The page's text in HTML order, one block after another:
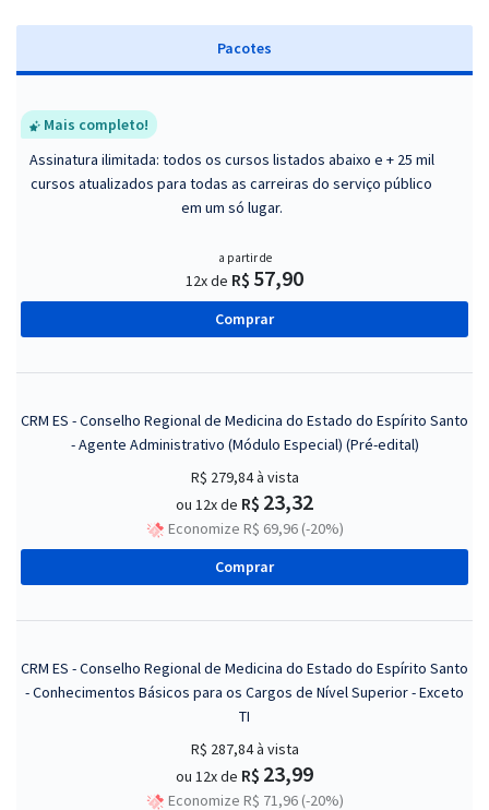
Pacotes
Mais completo!
Assinatura ilimitada: todos os cursos listados abaixo e + 25 mil
cursos atualizados para todas as carreiras do serviço público
em um só lugar.
a partir de
12x de R$ 57,90
Comprar
CRM ES - Conselho Regional de Medicina do Estado do Espírito Santo
- Agente Administrativo (Módulo Especial) (Pré-edital)
R$ 279,84à vista
ou 12x de R$ 23,32
Economize R$ 69,96 (-20%)
Comprar
CRM ES - Conselho Regional de Medicina do Estado do Espírito Santo
- Conhecimentos Básicos para os Cargos de Nível Superior - Exceto
TI
R$ 287,84à vista
ou 12x de R$ 23,99
Economize R$ 71,96 (-20%)